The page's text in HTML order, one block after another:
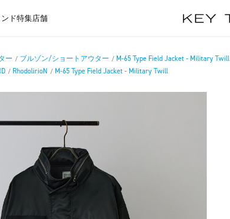
ド特集店舗
ー / ブルゾン/ショートアウター / M-65 Type Field Jacket - Military Twill
/ RhodolirioN / M-65 Type Field Jacket - Military Twill